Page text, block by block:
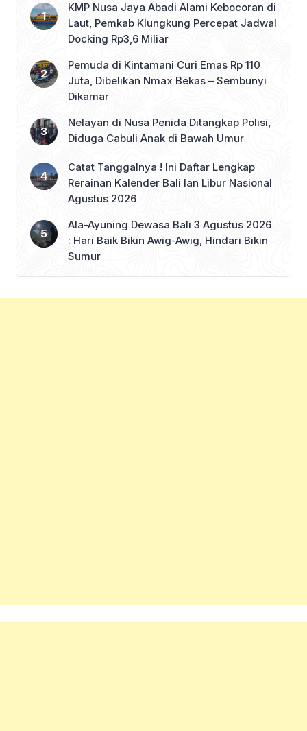
Pawitra mengatakan pengucapan
sumpah […]
KMP Nusa Jaya Abadi Alami Kebocoran di
Laut, Pemkab Klungkung Percepat Jadwal
Docking Rp3,6 Miliar
Pemuda di Kintamani Curi Emas Rp 110
Juta, Dibelikan Nmax Bekas – Sembunyi
Dikamar
Nelayan di Nusa Penida Ditangkap Polisi,
Diduga Cabuli Anak di Bawah Umur
Catat Tanggalnya ! Ini Daftar Lengkap
Rerainan Kalender Bali lan Libur Nasional
Agustus 2026
Ala-Ayuning Dewasa Bali 3 Agustus 2026
: Hari Baik Bikin Awig-Awig, Hindari Bikin
Sumur